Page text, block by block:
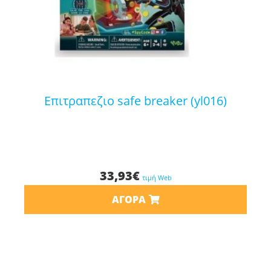
επιτραπεζιο safe breaker (yl016)
33,93€ τιμή Web
ΑΓΟΡΆ